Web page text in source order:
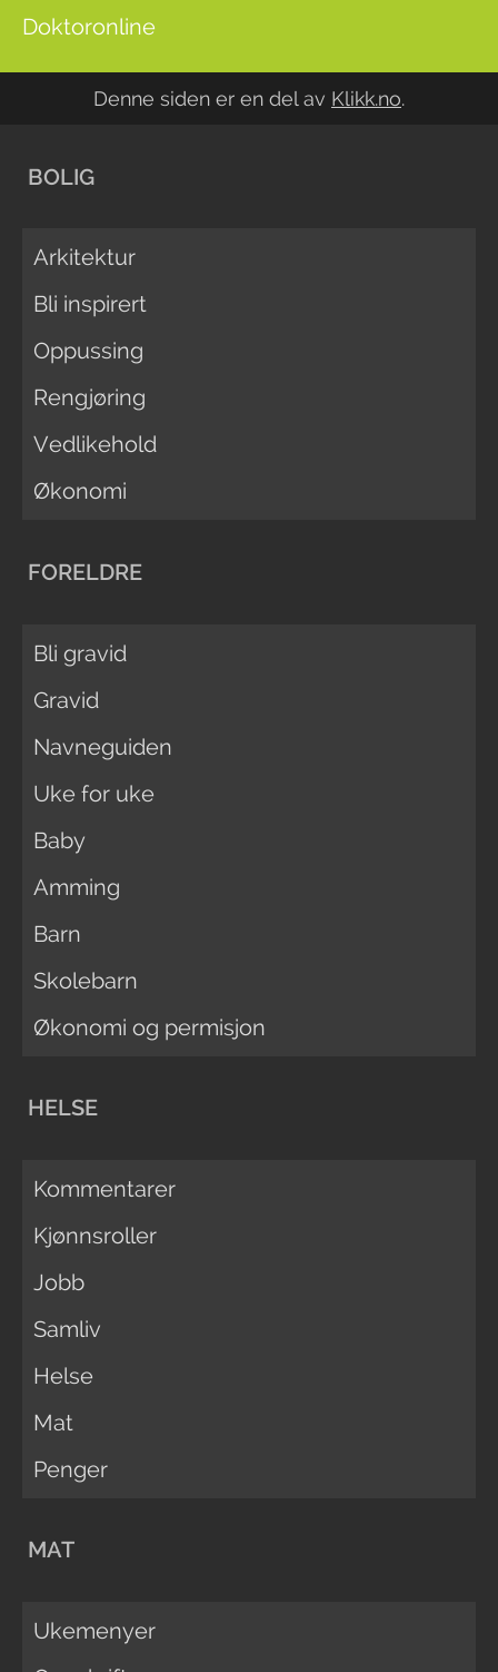
Doktoronline
Denne siden er en del av Klikk.no.
BOLIG
Arkitektur
Bli inspirert
Oppussing
Rengjøring
Vedlikehold
Økonomi
FORELDRE
Bli gravid
Gravid
Navneguiden
Uke for uke
Baby
Amming
Barn
Skolebarn
Økonomi og permisjon
HELSE
Kommentarer
Kjønnsroller
Jobb
Samliv
Helse
Mat
Penger
MAT
Ukemenyer